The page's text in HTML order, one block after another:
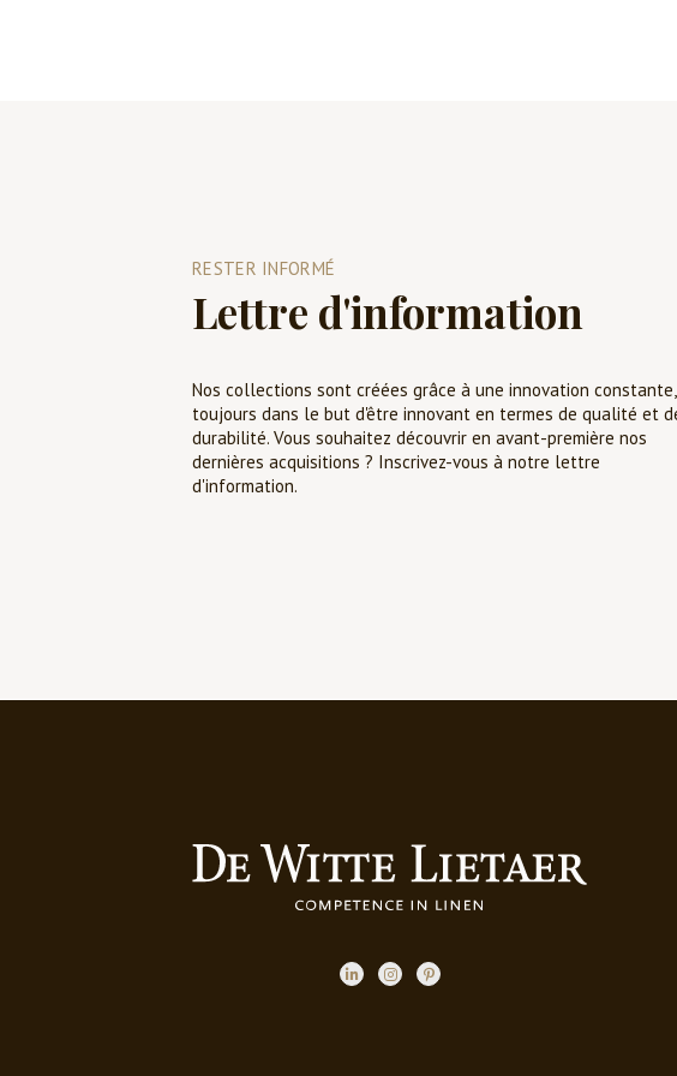
RESTER INFORMÉ
Lettre d'information
Nos collections sont créées grâce à une innovation constante,
toujours dans le but d'être innovant en termes de qualité et
durabilité. Vous souhaitez découvrir en avant-première nos
dernières acquisitions ? Inscrivez-vous à notre lettre
d'information.